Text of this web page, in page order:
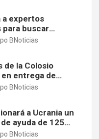
a expertos
buscar
del sargazo
BNoticias
de la Colosio
entrega de
BNoticias
a Ucrania un
ayuda de 125
BNoticias